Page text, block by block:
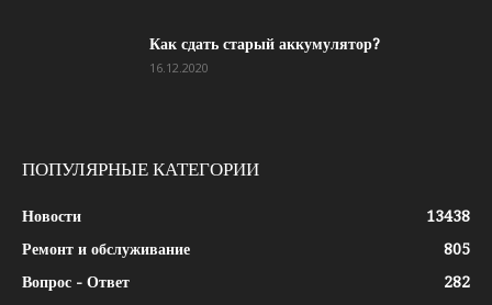
Как сдать старый аккумулятор?
16.12.2020
ПОПУЛЯРНЫЕ КАТЕГОРИИ
Новости
13438
Ремонт и обслуживание
805
Вопрос - Ответ
282